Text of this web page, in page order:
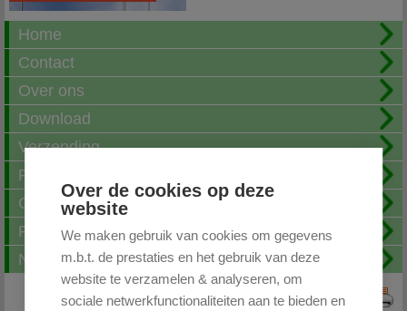
Over de cookies op deze
website
We maken gebruik van cookies om gegevens
m.b.t. de prestaties en het gebruik van deze
website te verzamelen & analyseren, om
sociale netwerkfunctionaliteiten aan te bieden en
Home
Contact
Over ons
Download
Verzending
Fotoalbum
Openingstijden
FAQ
Nieuwsbrief
Print deze pagina